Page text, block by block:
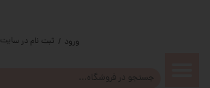
ورود / ثبت نام در سایت